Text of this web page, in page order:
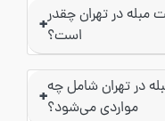
مبله در تهران چقدر
است؟+
در تهران شامل چه
مواردی می‌شود؟+